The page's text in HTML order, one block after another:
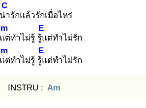
น่า
C
รักแล้วรักเมื่อไหร่
ต่ทำไม่รู้ รู้แ
E
ต่ทำไม่รัก
ต่ทำไม่รู้ รู้แ
E
ต่ทำไม่รัก
INSTRU : Am